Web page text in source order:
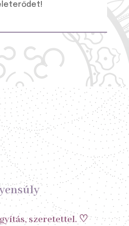
szeretettel. ♡